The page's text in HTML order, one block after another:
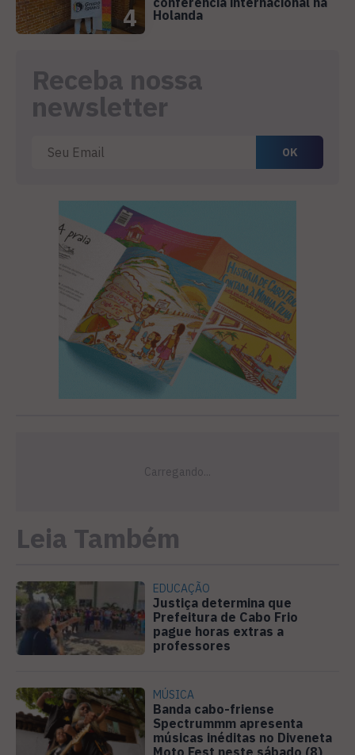
4
Holanda
Receba nossa
newsletter
Leia Também
EDUCAÇÃO
Justiça determina que
Prefeitura de Cabo Frio
pague horas extras a
professores
MÚSICA
Banda cabo-friense
Spectrummm apresenta
músicas inéditas no Diveneta